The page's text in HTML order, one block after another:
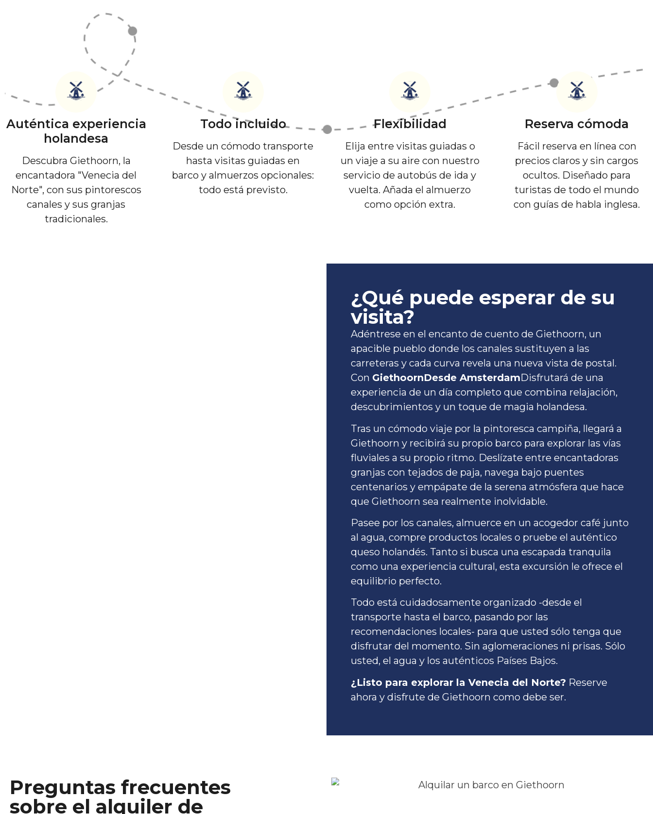
Auténtica experiencia
holandesa
Descubra Giethoorn, la
encantadora "Venecia del
Norte", con sus pintorescos
canales y sus granjas
tradicionales.
Todo incluido
Desde un cómodo transporte
hasta visitas guiadas en
barco y almuerzos opcionales:
todo está previsto.
Flexibilidad
Elija entre visitas guiadas o
un viaje a su aire con nuestro
servicio de autobús de ida y
vuelta. Añada el almuerzo
como opción extra.
Reserva cómoda
Fácil reserva en línea con
precios claros y sin cargos
ocultos. Diseñado para
turistas de todo el mundo
con guías de habla inglesa.
¿Qué puede esperar de su
visita?
Adéntrese en el encanto de cuento de Giethoorn, un
apacible pueblo donde los canales sustituyen a las
carreteras y cada curva revela una nueva vista de postal.
Con GiethoornDesde AmsterdamDisfrutará de una
experiencia de un día completo que combina relajación,
descubrimientos y un toque de magia holandesa.
Tras un cómodo viaje por la pintoresca campiña, llegará a
Giethoorn y recibirá su propio barco para explorar las vías
fluviales a su propio ritmo. Deslízate entre encantadoras
granjas con tejados de paja, navega bajo puentes
centenarios y empápate de la serena atmósfera que hace
que Giethoorn sea realmente inolvidable.
Pasee por los canales, almuerce en un acogedor café junto
al agua, compre productos locales o pruebe el auténtico
queso holandés. Tanto si busca una escapada tranquila
como una experiencia cultural, esta excursión le ofrece el
equilibrio perfecto.
Todo está cuidadosamente organizado -desde el
transporte hasta el barco, pasando por las
recomendaciones locales- para que usted sólo tenga que
disfrutar del momento. Sin aglomeraciones ni prisas. Sólo
usted, el agua y los auténticos Países Bajos.
¿Listo para explorar la Venecia del Norte? Reserve
ahora y disfrute de Giethoorn como debe ser.
Preguntas frecuentes
sobre el alquiler de